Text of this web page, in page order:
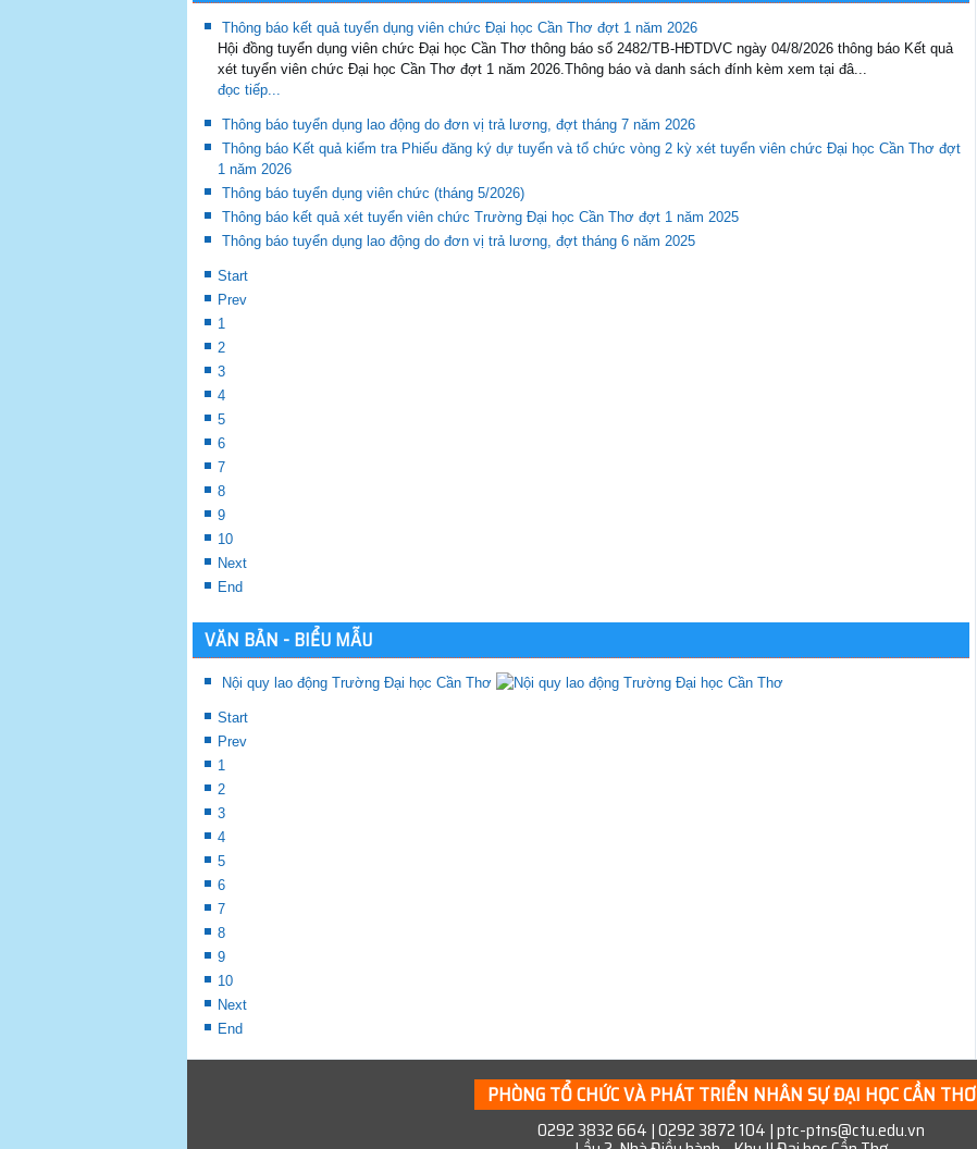
Thông báo kết quả tuyển dụng viên chức Đại học Cần Thơ đợt 1 năm 2026
Hội đồng tuyển dụng viên chức Đại học Cần Thơ thông báo số 2482/TB-HĐTDVC ngày 04/8/2026 thông báo Kết quả
xét tuyển viên chức Đại học Cần Thơ đợt 1 năm 2026.Thông báo và danh sách đính kèm xem tại đâ...
đọc tiếp...
Thông báo tuyển dụng lao động do đơn vị trả lương, đợt tháng 7 năm 2026
Thông báo Kết quả kiểm tra Phiếu đăng ký dự tuyển và tổ chức vòng 2 kỳ xét tuyển viên chức Đại học Cần Thơ đợt
1 năm 2026
Thông báo tuyển dụng viên chức (tháng 5/2026)
Thông báo kết quả xét tuyển viên chức Trường Đại học Cần Thơ đợt 1 năm 2025
Thông báo tuyển dụng lao động do đơn vị trả lương, đợt tháng 6 năm 2025
Start
Prev
1
2
3
4
5
6
7
8
9
10
Next
End
VĂN BẢN - BIỂU MẪU
Nội quy lao động Trường Đại học Cần Thơ
Start
Prev
1
2
3
4
5
6
7
8
9
10
Next
End
_____
PHÒNG TỔ CHỨC VÀ PHÁT TRIỂN NHÂN SỰ ĐẠI HỌC CẦN THƠ
_____
0292 3832 664 | 0292 3872 104 | ptc-ptns@ctu.edu.vn